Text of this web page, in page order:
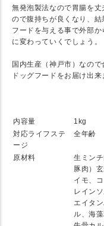
無発泡製法なので胃腸を
ので腹持ちが良くなり、
フードを与える事で外部
に変わっていくでしょう。
国内生産（神戸市）なの
ドッグフードをお届け出来
内容量
1kg
対応ライフステ
ージ
全年齢
原材料
生ミン
豚肉）
イモ、
レイン
エイタ
ル、海